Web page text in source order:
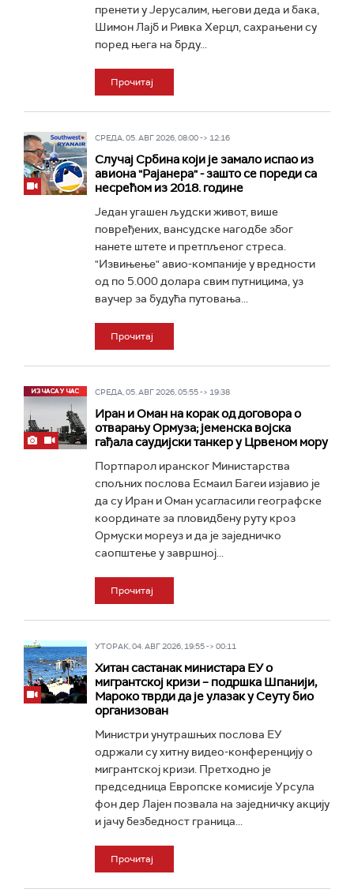
пренети у Јерусалим, његови деда и бака,
Шимон Лајб и Ривка Херцл, сахрањени су
поред њега на брду...
Прочитај
СРЕДА, 05. АВГ 2026, 08:00 -> 12:16
Случај Србина који је замало испао из
авиона "Рајанера" - зашто се пореди са
несрећом из 2018. године
Један угашен људски живот, више
повређених, вансудске нагодбе због
нанете штете и претпљеног стреса.
"Извињење" авио-компаније у вредности
од по 5.000 долара свим путницима, уз
ваучер за будућа путовања...
Прочитај
СРЕДА, 05. АВГ 2026, 05:55 -> 19:38
Иран и Оман на корак од договора о
отварању Ормуза; jеменска војска
гађала саудијски танкер у Црвеном мору
Портпарол иранског Министарства
спољних послова Есмаил Багеи изјавио је
да су Иран и Оман усагласили географске
координате за пловидбену руту кроз
Ормуски мореуз и да је заједничко
саопштење у завршној...
Прочитај
УТОРАК, 04. АВГ 2026, 19:55 -> 00:11
Хитан састанак министара ЕУ о
мигрантској кризи – подршка Шпанији,
Мароко тврди да је улазак у Сеуту био
организован
Министри унутрашњих послова ЕУ
одржали су хитну видео-конференцију о
мигрантској кризи. Претходно је
председница Европске комисије Урсула
фон дер Лајен позвала на заједничку акцију
и јачу безбедност граница...
Прочитај